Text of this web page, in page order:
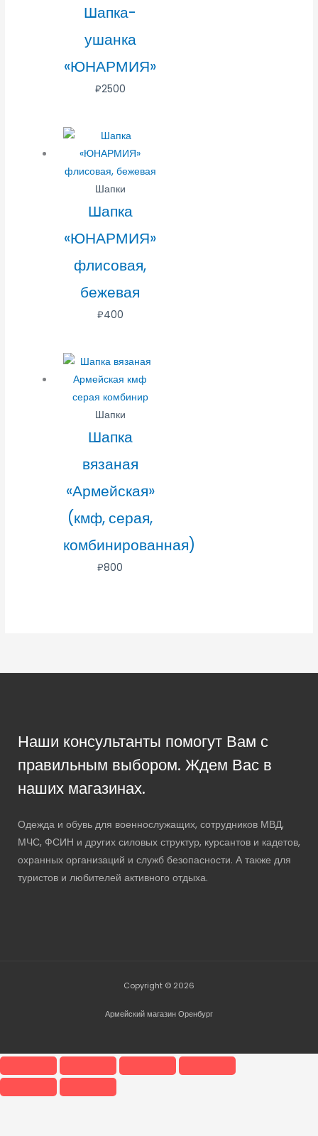
Шапка-
ушанка
«ЮНАРМИЯ»
₽2500
Шапки
Шапка
«ЮНАРМИЯ»
флисовая,
бежевая
₽400
Шапки
Шапка
вязаная
«Армейская»
(кмф, серая,
комбинированная)
₽800
Наши консультанты помогут Вам с
правильным выбором. Ждем Вас в
наших магазинах.
Одежда и обувь для военнослужащих, сотрудников МВД,
МЧС, ФСИН и других силовых структур, курсантов и кадетов,
охранных организаций и служб безопасности. А также для
туристов и любителей активного отдыха.
Copyright © 2026
Армейский магазин Оренбург